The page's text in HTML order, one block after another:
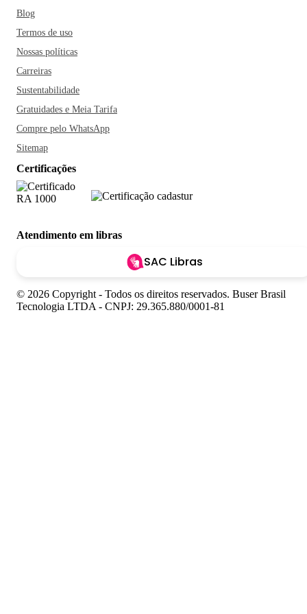
Blog
Termos de uso
Nossas políticas
Carreiras
Sustentabilidade
Gratuidades e Meia Tarifa
Compre pelo WhatsApp
Sitemap
Certificações
Atendimento em libras
SAC Libras
© 2026 Copyright - Todos os direitos reservados. Buser Brasil
Tecnologia LTDA - CNPJ: 29.365.880/0001-81